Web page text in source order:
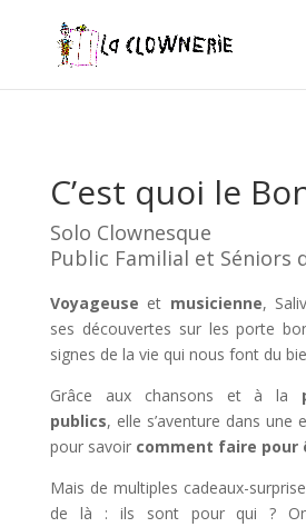
C’est quoi le
Solo Clownesque
Public Familial et Séniors
Voyageuse et musicienne,
ses découvertes sur les porte
signes de la vie qui nous font du
Grâce aux chansons et à la
publics, elle s’aventure dans une
pour savoir comment faire pour
Mais de multiples cadeaux-
de là : ils sont pour qui ?